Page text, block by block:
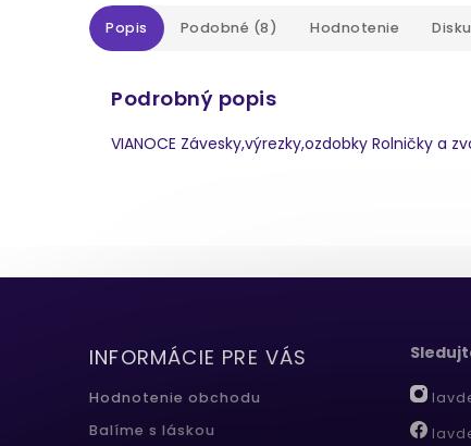
Popis Podobné (8) Hodnotenie
Podrobný popis
VIANOCE Závesky,výrezky,ozdobky Rolničky a
INFORMÁCIE PRE VÁS
Hodnotenie obchodu
Balíme s láskou